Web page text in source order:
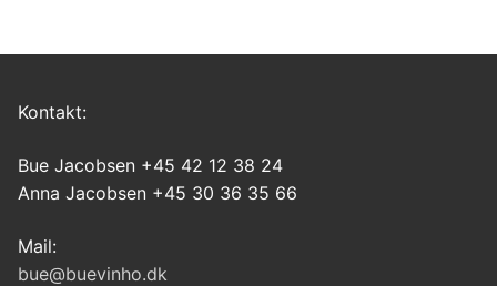
Kontakt:
Bue Jacobsen +45 42 12 38 24
Anna Jacobsen +45 30 36 35 66
Mail:
bue@buevinho.dk